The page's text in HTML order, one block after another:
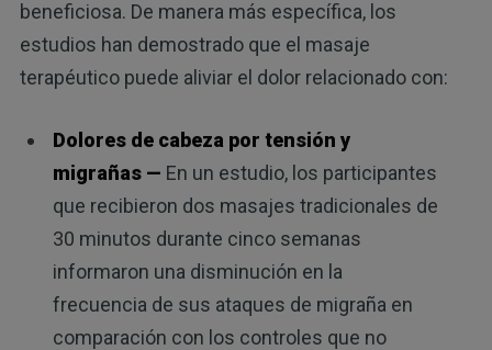
beneficiosa. De manera más específica, los
estudios han demostrado que el masaje
terapéutico puede aliviar el dolor relacionado con:
Dolores de cabeza por tensión y
migrañas — En un estudio, los participantes
que recibieron dos masajes tradicionales de
30 minutos durante cinco semanas
informaron una disminución en la
frecuencia de sus ataques de migraña en
comparación con los controles que no